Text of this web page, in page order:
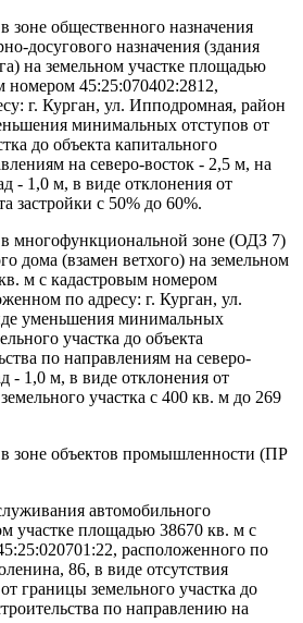
зоне общественного назначения
досугового назначения (здания
на земельном участке площадью
номером 45:25:070402:2812,
г. Курган, ул. Ипподромная, район
минимальных отступов от
до объекта капитального
на северо-восток - 2,5 м, на
- 1,0 м, в виде отклонения от
застройки с 50% до 60%.
многофункциональной зоне (ОДЗ 7)
дома (взамен ветхого) на земельном
м с кадастровым номером
по адресу: г. Курган, ул.
уменьшения минимальных
участка до объекта
по направлениям на северо-
- 1,0 м, в виде отклонения от
участка с 400 кв. м до 269
зоне объектов промышленности (ПР
автомобильного
участке площадью 38670 кв. м с
расположенного по
86, в виде отсутствия
границы земельного участка до
по направлению на